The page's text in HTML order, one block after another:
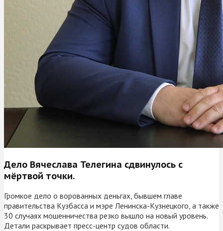
Дело Вячеслава Телегина сдвинулось с
мёртвой точки.
Громкое дело о ворованных деньгах, бывшем главе
правительства Кузбасса и мэре Ленинска-Кузнецкого, а также
30 случаях мошенничества резко вышло на новый уровень.
Детали раскрывает пресс-центр судов области.